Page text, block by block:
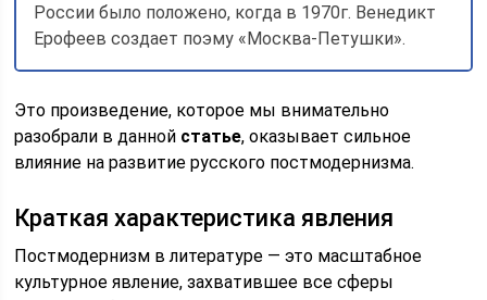
России было положено, когда в 1970г. Венедикт
Ерофеев создает поэму «Москва-Петушки».
Это произведение, которое мы внимательно
разобрали в данной статье, оказывает сильное
влияние на развитие русского постмодернизма.
Краткая характеристика явления
Постмодернизм в литературе — это масштабное
культурное явление, захватившее все сферы